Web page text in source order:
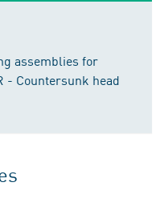
assemblies for
- Countersunk head